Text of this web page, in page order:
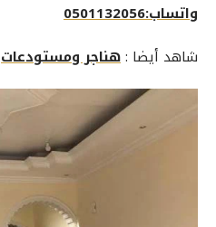
واتساب:0501132056
شاهد أيضا :هناجر ومستودعات